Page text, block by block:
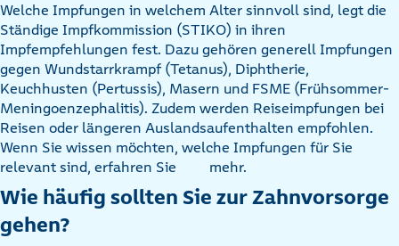
Welche Impfungen in welchem Alter sinnvoll sind, legt die
Ständige Impfkommission (STIKO) in ihren
Impfempfehlungen fest. Dazu gehören generell Impfungen
gegen Wundstarrkrampf (Tetanus), Diphtherie,
Keuchhusten (Pertussis), Masern und FSME (Frühsommer-
Meningoenzephalitis). Zudem werden Reiseimpfungen bei
Reisen oder längeren Auslandsaufenthalten empfohlen.
Wenn Sie wissen möchten, welche Impfungen für Sie
relevant sind, erfahren Sie
mehr.
Wie häufig sollten Sie zur Zahnvorsorge
gehen?